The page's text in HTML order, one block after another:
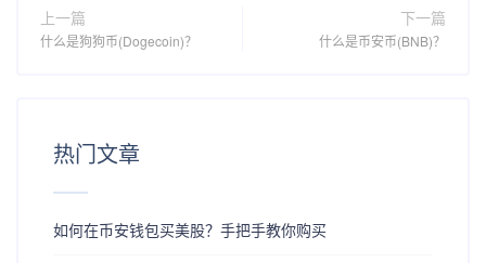
上一篇
什么是狗狗币(Dogecoin)？
下一篇
什么是币安币(BNB)？
热门文章
如何在币安钱包买美股？手把手教你购买